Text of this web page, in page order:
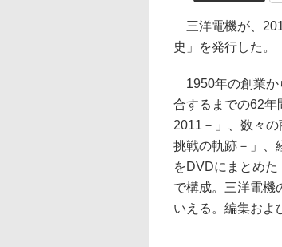
三洋電機が、
史」を発行した。
1950年の創業か
合するまでの62年
2011－」、数々
挑戦の軌跡－」、
をDVDにまとめ
で構成。三洋電機
いえる。編集およ